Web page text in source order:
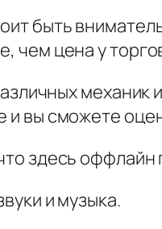
быть
чем цена у
механик
и вы сможете
здесь
и музыка.